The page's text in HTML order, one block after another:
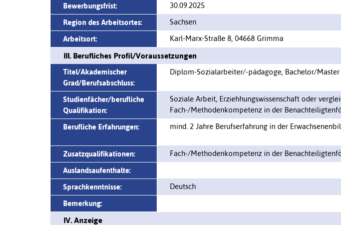
Bewerbungsfrist:
30.09.2025
Region des Arbeitsortes:
Sachsen
Arbeitsort:
Karl-Marx-Straße 8, 04668 Grimma
III. Berufliches Profil/Voraussetzungen
Titel/Akademischer
Grad/Berufsabschluss:
Diplom-Sozialarbeiter/-pädagoge, Bachelor/
Studienfächer/berufliche
Qualifikation:
Soziale Arbeit, Erziehhungswissenschaft oder
Fach-/Methodenkompetenz in der
Berufliche Erfahrungen:
mind. 2 Jahre Berufserfahrung in der
Zusatzqualifikationen:
Fach-/Methodenkompetenz in der
Auslandsaufenthalte:
Sprachkenntnisse:
Deutsch
Bemerkung:
IV. Anzeige